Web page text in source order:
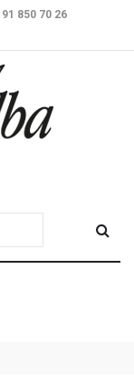
91 850 70 26